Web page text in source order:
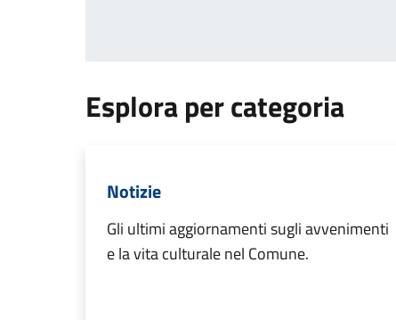
Esplora per categoria
Notizie
Gli ultimi aggiornamenti sugli avvenimenti
e la vita culturale nel Comune.